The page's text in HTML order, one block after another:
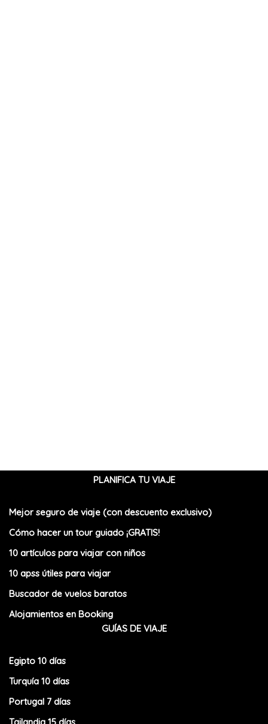
PLANIFICA TU VIAJE
Mejor seguro de viaje (con descuento exclusivo)
Cómo hacer un tour guiado ¡GRATIS!
10 artículos para viajar con niños
10 apss útiles para viajar
Buscador de vuelos baratos
Alojamientos en Booking
GUÍAS DE VIAJE
Egipto 10 días
Turquía 10 días
Portugal 7 días